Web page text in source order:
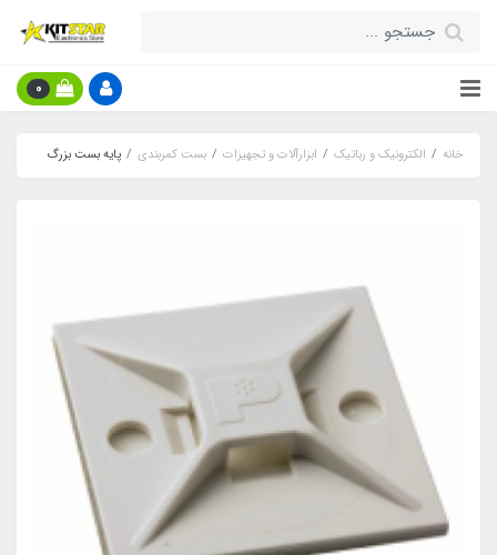
0
خانه الکترونیک و رباتیک ابزارآلات و تجهیزات بست کمربندی پایه بست بزرگ